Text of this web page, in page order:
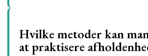
Hvilke metoder kan
at praktisere